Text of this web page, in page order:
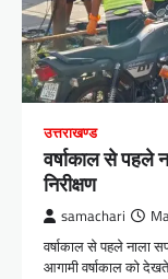
उत्तराखण्ड
वर्षाकाल से पहले
निरीक्षण
samachari
वर्षाकाल से पहले नाला
आगामी वर्षाकाल को